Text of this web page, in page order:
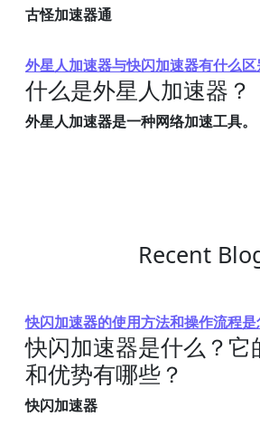
古怪加速器通
外星人加速器与快闪加速器有什么区
什么是外星人加速器？
外星人加速器是一种网络加速工具。
Recent
快闪加速器的使用方法和操作流程是
快闪加速器是什么？它
和优势有哪些？
快闪加速器